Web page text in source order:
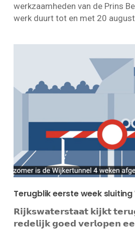
werkzaamheden van de Prins
werk duurt tot en met 20
Terugblik eerste week
𝗥𝗶𝗷𝗸𝘀𝘄𝗮𝘁𝗲𝗿𝘀𝘁𝗮𝗮𝘁 𝗸𝗶𝗷𝗸𝘁
𝗿𝗲𝗱𝗲𝗹𝗶𝗷𝗸 𝗴𝗼𝗲𝗱 𝘃𝗲𝗿𝗹𝗼𝗽𝗲𝗻